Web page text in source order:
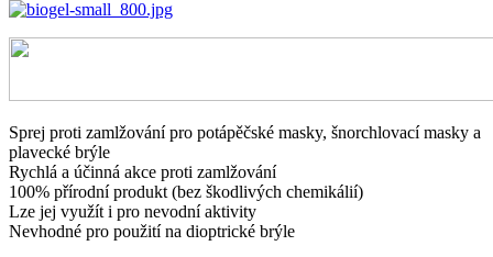
Sprej proti zamlžování pro potápěčské masky, šnorchlovací masky a
plavecké brýle
Rychlá a účinná akce proti zamlžování
100% přírodní produkt (bez škodlivých chemikálií)
Lze jej využít i pro nevodní aktivity
Nevhodné pro použití na dioptrické brýle